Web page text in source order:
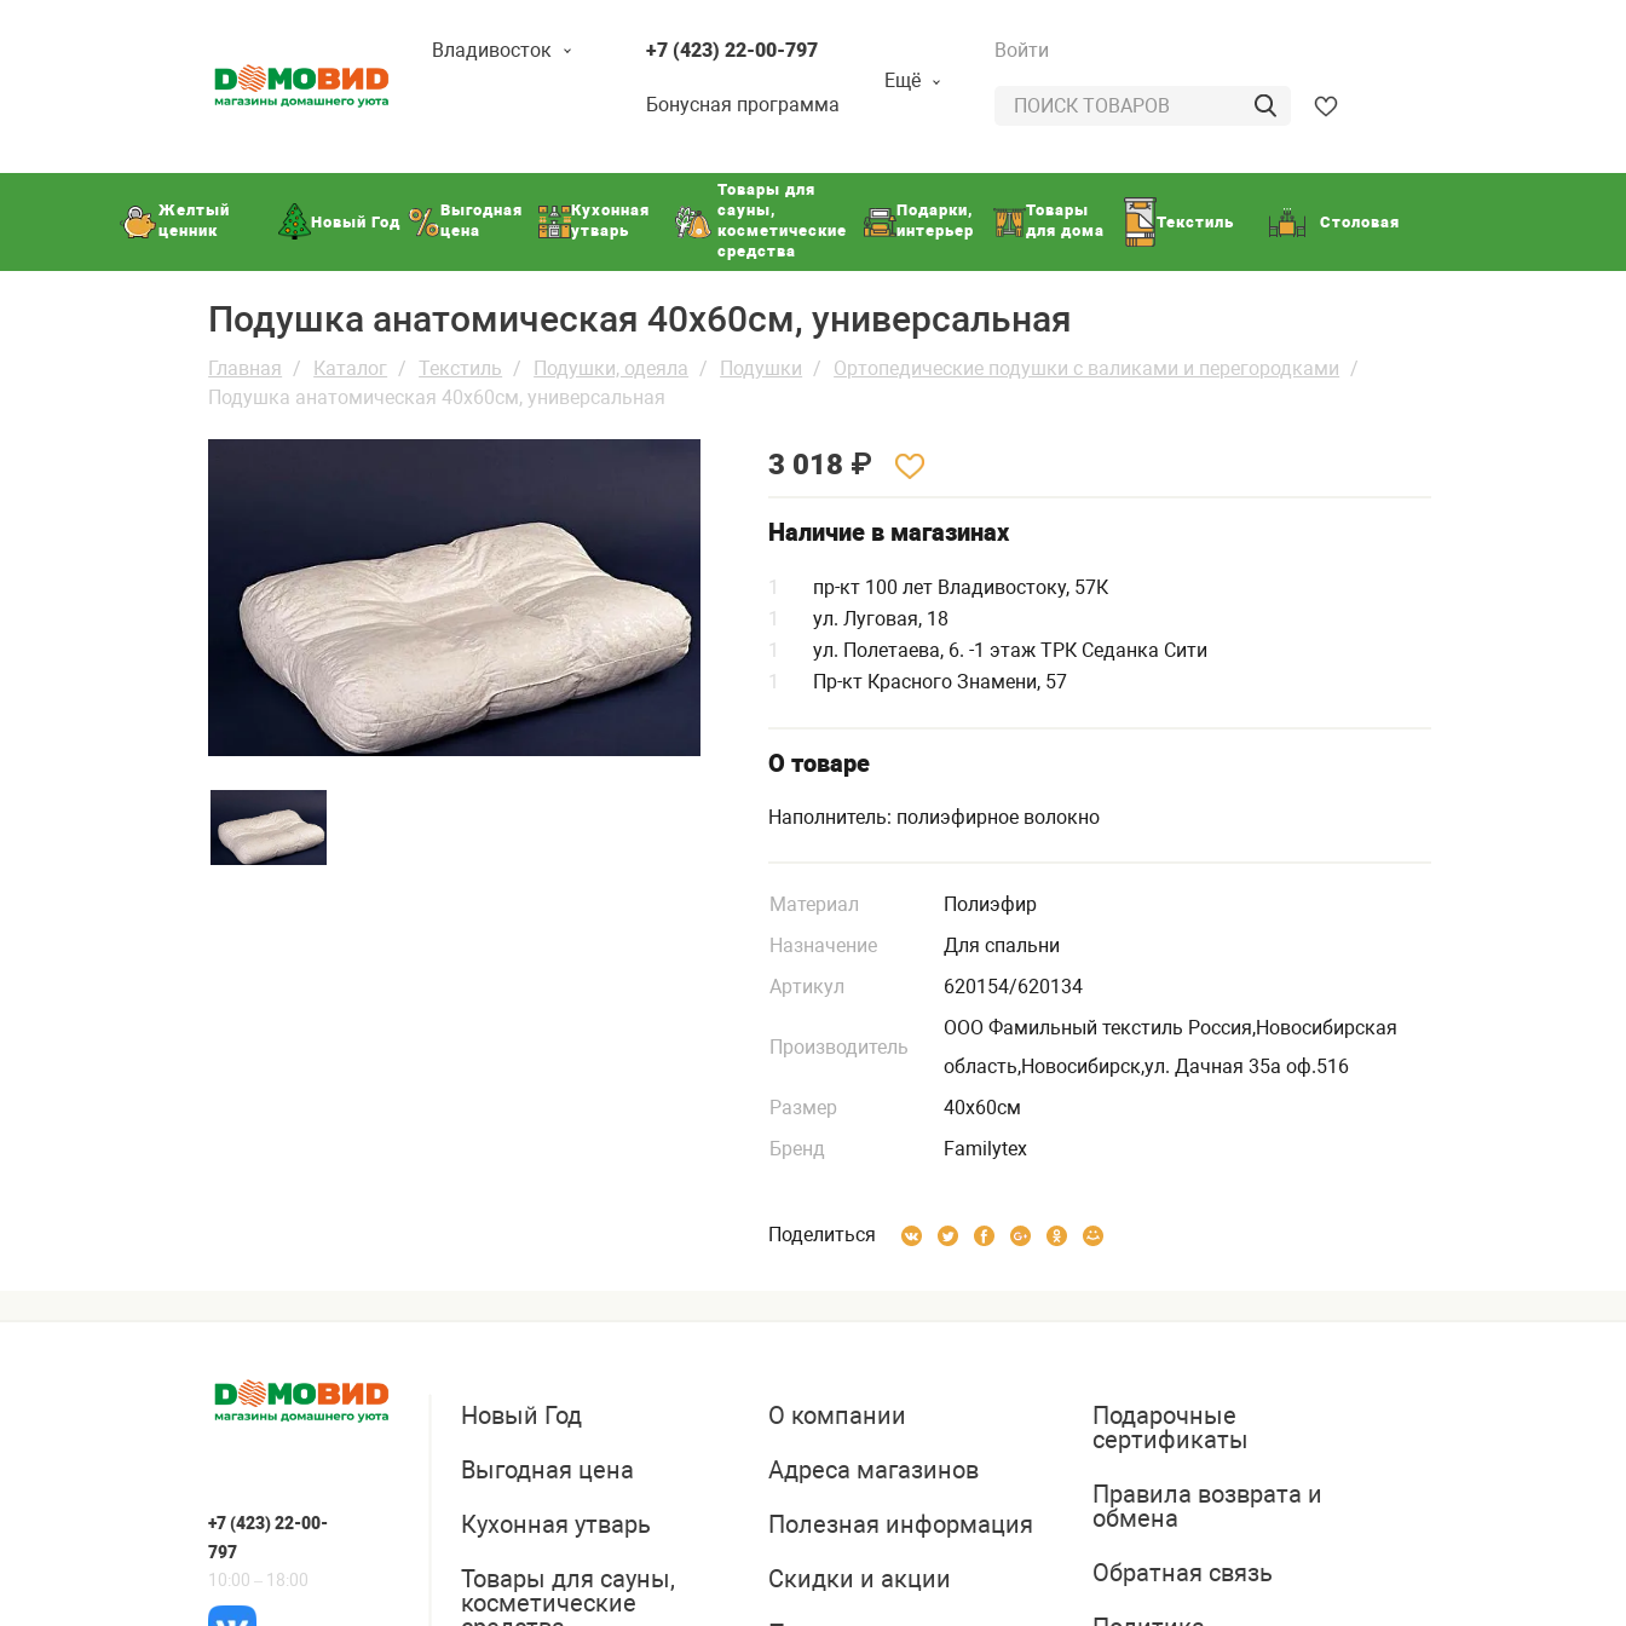
Владивосток +7 (423) 22-00-797
Бонусная программа
Ещё
Войти
Желтый
ценник
Новый Год
Выгодная
цена
Кухонная
утварь
Товары для
сауны,
косметические
средства
Подарки,
интерьер
Товары
для дома
Текстиль Столовая
Подушка анатомическая 40х60см, универсальная
Главная Каталог Текстиль Подушки, одеяла Подушки
Ортопедические подушки с валиками и перегородками
Подушка анатомическая 40х60см, универсальная
3 018 ₽
Наличие в магазинах
1
пр-кт 100 лет Владивостоку, 57К
1
ул. Луговая, 18
1
ул. Полетаева, 6. -1 этаж ТРК Седанка Сити
1
Пр-кт Красного Знамени, 57
О товаре
Наполнитель: полиэфирное волокно
Материал
Полиэфир
Назначение
Для спальни
Артикул
620154/620134
Производитель
ООО Фамильный текстиль Россия,Новосибирская
область,Новосибирск,ул. Дачная 35а оф.516
Размер
40х60см
Бренд
Familytex
Поделиться
+7 (423) 22-00-
797
10:00 – 18:00
Новый Год
Выгодная цена
Кухонная утварь
Товары для сауны,
косметические
О компании
Адреса магазинов
Полезная информация
Скидки и акции
Подарочные
сертификаты
Правила возврата и
обмена
Обратная связь